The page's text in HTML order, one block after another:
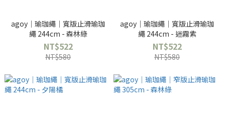
agoy｜瑜珈繩｜寬版止滑瑜珈
繩 244cm - 森林綠
NT$522
NT$580
agoy｜瑜珈繩｜寬版止滑瑜珈
繩 244cm - 迷霧紫
NT$522
NT$580